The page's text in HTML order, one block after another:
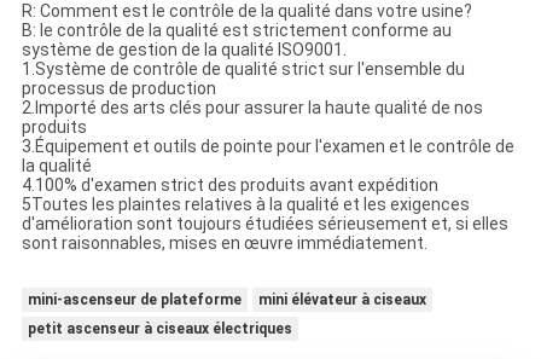
R: Comment est le contrôle de la qualité dans votre usine?
B: le contrôle de la qualité est strictement conforme au
système de gestion de la qualité ISO9001.
1.Système de contrôle de qualité strict sur l'ensemble du
processus de production
2.Importé des arts clés pour assurer la haute qualité de nos
produits
3.Équipement et outils de pointe pour l'examen et le contrôle de
la qualité
4.100% d'examen strict des produits avant expédition
5Toutes les plaintes relatives à la qualité et les exigences
d'amélioration sont toujours étudiées sérieusement et, si elles
sont raisonnables, mises en œuvre immédiatement.
mini-ascenseur de plateforme
mini élévateur à ciseaux
petit ascenseur à ciseaux électriques